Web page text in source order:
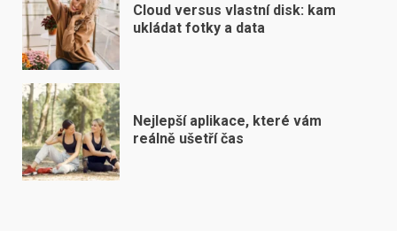
Cloud versus vlastní disk: kam
ukládat fotky a data
Nejlepší aplikace, které vám
reálně ušetří čas